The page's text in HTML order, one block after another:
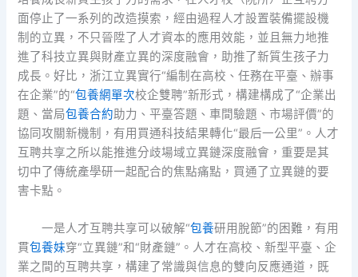
面停止了一系列的改造摸索，經由過程人才設置裝備擺設機
制的立異，不只晉陞了人才資本的應用效能，並且無力地推
進了科技立異與財產立異的深度融會，助推了新質生孩子力
成長。好比，浙江立異實行“編制在高校、任務在平臺、辦事
在企業”的“包養網單次校企雙聘”新形式，構建構成了“企業出
題、當局包養合約助力、平臺答題、車間驗題、市場評價”的
協同攻關新機制，有用買通科技結果轉化“最后一公里”。人才
互聘共享之所以能推進分歧場域立異鏈深度融會，重要是其
切中了傳統產學研一起配合的焦點痛點，買通了立異鏈的要
害卡點。
一是人才互聘共享可以破解“包養研用脫節”的困難，有用
貫包養妹穿“立異鏈”和“財產鏈”。人才在高校、新型平臺、企
業之間的互聘共享，構建了常識與信息的雙向反應通道，既